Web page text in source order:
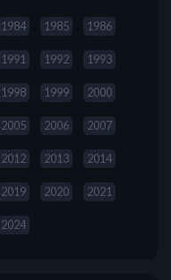
1984 1985 1986
1991 1992 1993
1998 1999 2000
2005 2006 2007
2012 2013 2014
2019 2020 2021
2024